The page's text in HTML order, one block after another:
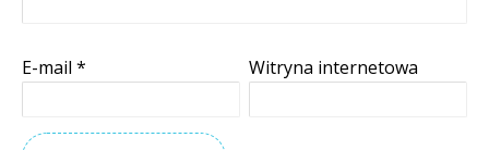
E-mail * Witryna internetowa